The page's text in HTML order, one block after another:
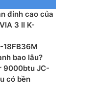
đỉnh cao của
3 II K-
18FB36M
bao lâu?
9000btu JC-
có bền